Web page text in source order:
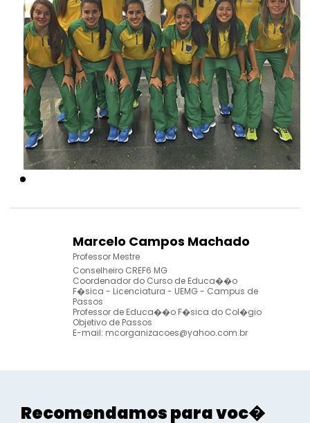
Marcelo Campos Machado
Professor Mestre
Conselheiro CREF6 MG
Coordenador do Curso de Educa��o
F�sica - Licenciatura - UEMG - Campus de
Passos
Professor de Educa��o F�sica do Col�gio
Objetivo de Passos
E-mail: mcorganizacoes@yahoo.com.br
Recomendamos para voc�